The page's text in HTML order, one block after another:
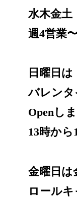
水木金土
週4営業
日曜日は
バレン
Openし
13時から
金曜日は
ロール